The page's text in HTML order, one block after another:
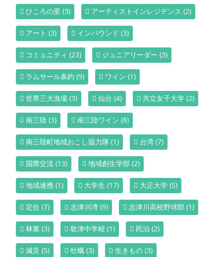
ひころの里 (3) アーティストインレジデンス (2)
アート (3) インバウンド (3)
コミュニティ (23) ジュニアリーダー (3)
ラムサール条約 (9) ワイン (1)
世界三大漁場 (3) 仙台 (4) 共立女子大学 (2)
南三陸 (3) 南三陸ワイン (8)
南三陸町地域おこし協力隊 (1) 台湾 (7)
国際交流 (13) 地域創生学部 (2)
地域連携 (1) 大学生 (17) 大正大学 (5)
定住 (7) 志津川湾 (9) 志津川高校野球部 (1)
林業 (3) 歌津中学校 (1) 民泊 (2)
減災 (5) 牡蠣 (3) 生きもの (3)